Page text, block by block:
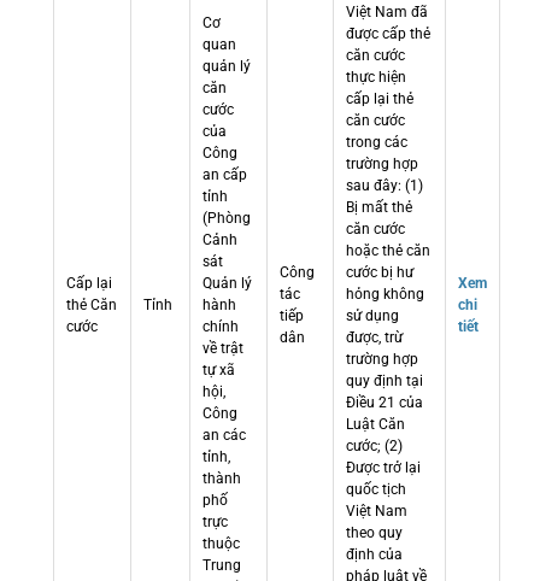
Cấp lại
thẻ Căn
cước
Tỉnh
Cơ
quan
quản lý
căn
cước
của
Công
an cấp
tỉnh
(Phòng
Cảnh
sát
Quản lý
hành
chính
về trật
tự xã
hội,
Công
an các
tỉnh,
thành
phố
trực
thuộc
Trung
Công
tác
tiếp
dân
Việt Nam đã
được cấp thẻ
căn cước
thực hiện
cấp lại thẻ
căn cước
trong các
trường hợp
sau đây: (1)
Bị mất thẻ
căn cước
hoặc thẻ căn
cước bị hư
hỏng không
sử dụng
được, trừ
trường hợp
quy định tại
Điều 21 của
Luật Căn
cước; (2)
Được trở lại
quốc tịch
Việt Nam
theo quy
định của
pháp luật về
Xem
chi
tiết